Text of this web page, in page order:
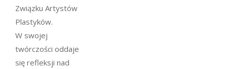
Związku Artystów
Plastyków.
W swojej
twórczości oddaje
się refleksji nad